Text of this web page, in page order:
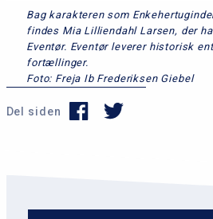
Bag karakteren som
findes Mia Lilliendahl Larsen, der
Eventør. Eventør leverer historisk
fortællinger.
Foto: Freja Ib Frederiksen Giebel
Del siden